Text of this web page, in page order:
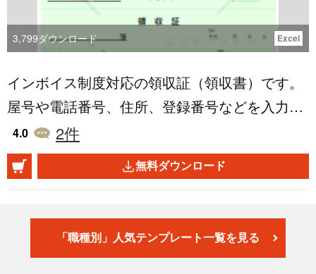
録を残すことで、給与計算の根拠としてはもち
ろん、監査や労基署からの確認時にも必要とな
給与・賞与支給記録の管理に＞ 1月から12月ま
での労働日数と賃金情報を、月ごとに記録・確
認できます。 ＜個人別の賃金履歴管理として＞
社員ID・氏名・所属部署が入力でき、個人単位
の賃金台帳として活用可能です。 ＜年末調整や
欄もあり、税務対応や証憑資料としても便利で
3,799ダウンロード Excel
インボイス制度対応の領収証（領収書）です。
屋号や電話番号、住所、登録番号などを入力い
ただけます。手書きでも使用いただけるよう、
金額や但し書き部分の余白が広めになっていま
す。Excelで開き、A4サイズでカラー印刷して
ントし、切り離してください。 記載する金額が
4.0 2件
無料ダウンロード
「職種別」人気テンプレート一覧を見る